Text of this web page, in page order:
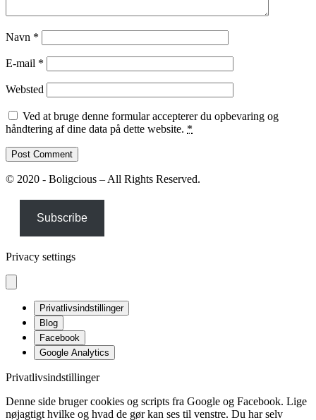
Navn *
E-mail *
Websted
Ved at bruge denne formular accepterer du opbevaring og
håndtering af dine data på dette website. *
© 2020 - Boligcious – All Rights Reserved.
Subscribe
Privacy settings
Privatlivsindstillinger
Blog
Facebook
Google Analytics
Privatlivsindstillinger
Denne side bruger cookies og scripts fra Google og Facebook. Lige
nøjagtigt hvilke og hvad de gør kan ses til venstre. Du har selv